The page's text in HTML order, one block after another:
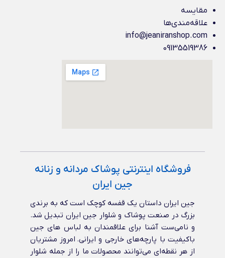
مقایسه
علاقه‌مندی‌ها
info@jeaniranshop.com
09135519386
فروشگاه اینترنتی پوشاک مردانه و زنانه
جین ایران
جین ایران داستان یک قفسه کوچک است که به برندی
بزرگ در صنعت پوشاک و شلوار جین ایران تبدیل شد.
و نامی‌ست آشنا برای علاقمندان به لباس های جین
باکیفیت با پارچه‌های خارجی و ایرانی‌. امروز مشتریان
از هر نقطه‌ای می‌توانند محصولات ما را از جمله شلوار